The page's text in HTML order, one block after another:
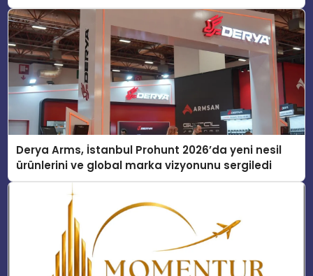
Derya Arms, İstanbul Prohunt 2026’da yeni nesil
ürünlerini ve global marka vizyonunu sergiledi